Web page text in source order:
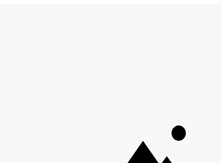
sont disponibles dans des
emporte-pièce fleur
emporte-pièce rond